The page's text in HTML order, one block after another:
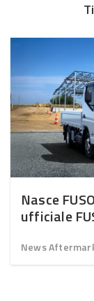
Nasce
ufficiale
News